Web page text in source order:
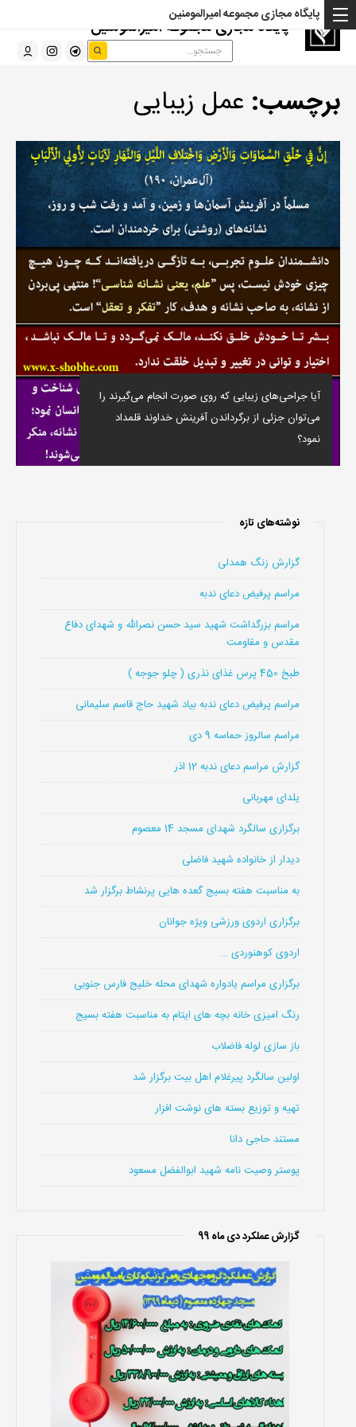
پایگاه مجازی مجموعه امیرالمومنین
پایگاه مجازی مجموعه امیرالمومنین
برچسب: عمل زیبایی
آیا جراحی‌های زیبایی که روی صورت انجام می‌گیرند را
می‌توان جزئی از برگرداندن آفرینش خداوند قلمداد
نمود؟
نوشته‌های تازه
گزارش زنگ همدلی
مراسم پرفیض دعای ندبه
مراسم بزرگداشت شهید سید حسن نصرالله و شهدای دفاع
مقدس و مقاومت
طبخ 450 پرس غذای نذری ( چلو جوجه )
مراسم پرفیض دعای ندبه بیاد شهید حاج قاسم سلیمانی
مراسم سالروز حماسه 9 دی
گزارش مراسم دعای ندبه 12 اذر
یلدای مهربانی
برگزاری سالگرد شهدای مسجد 14 معصوم
دیدار از خانواده شهید فاضلی
به مناسبت هفته بسیج گعده هایی پرنشاط برگزار شد
برگزاری اردوی ورزشی ویژه جوانان
اردوی کوهنوردی …
برگزاری مراسم یادواره شهدای محله خلیج فارس جنوبی
رنگ امیزی خانه بچه های ایتام به مناسبت هفته بسیج
باز سازی لوله فاضلاب
اولین سالگرد پیرغلام اهل بیت برگزار شد
تهیه و توزیع بسته های نوشت افزار
مستند حاجی دانا
پوستر وصیت نامه شهید ابوالفضل مسعود
گزارش عملکرد دی ماه 99